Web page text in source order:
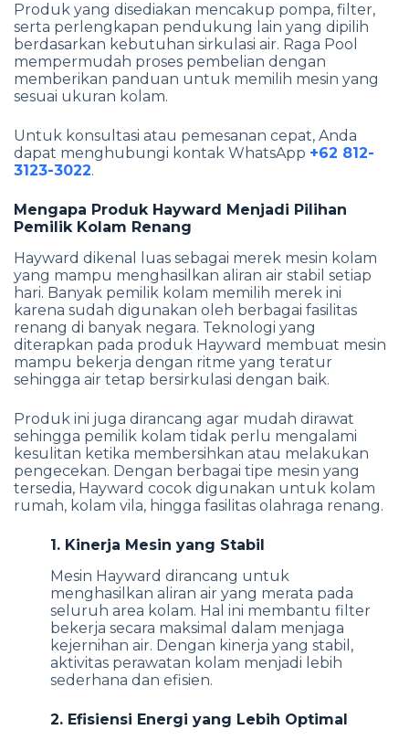
Produk yang disediakan mencakup pompa, filter,
serta perlengkapan pendukung lain yang dipilih
berdasarkan kebutuhan sirkulasi air. Raga Pool
mempermudah proses pembelian dengan
memberikan panduan untuk memilih mesin yang
sesuai ukuran kolam.
Untuk konsultasi atau pemesanan cepat, Anda
dapat menghubungi kontak WhatsApp +62 812-
3123-3022.
Mengapa Produk Hayward Menjadi Pilihan
Pemilik Kolam Renang
Hayward dikenal luas sebagai merek mesin kolam
yang mampu menghasilkan aliran air stabil setiap
hari. Banyak pemilik kolam memilih merek ini
karena sudah digunakan oleh berbagai fasilitas
renang di banyak negara. Teknologi yang
diterapkan pada produk Hayward membuat mesin
mampu bekerja dengan ritme yang teratur
sehingga air tetap bersirkulasi dengan baik.
Produk ini juga dirancang agar mudah dirawat
sehingga pemilik kolam tidak perlu mengalami
kesulitan ketika membersihkan atau melakukan
pengecekan. Dengan berbagai tipe mesin yang
tersedia, Hayward cocok digunakan untuk kolam
rumah, kolam vila, hingga fasilitas olahraga renang.
1. Kinerja Mesin yang Stabil
Mesin Hayward dirancang untuk
menghasilkan aliran air yang merata pada
seluruh area kolam. Hal ini membantu filter
bekerja secara maksimal dalam menjaga
kejernihan air. Dengan kinerja yang stabil,
aktivitas perawatan kolam menjadi lebih
sederhana dan efisien.
2. Efisiensi Energi yang Lebih Optimal